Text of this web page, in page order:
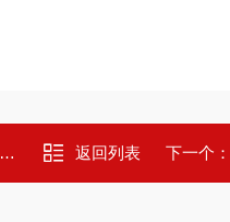
返回列表 下一个：